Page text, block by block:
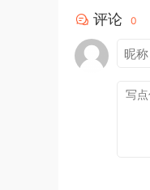
评论 0